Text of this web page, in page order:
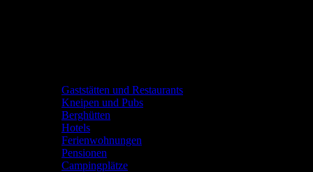
Gaststätten und Restaurants
Kneipen und Pubs
Berghütten
Hotels
Ferienwohnungen
Pensionen
Campingplätze